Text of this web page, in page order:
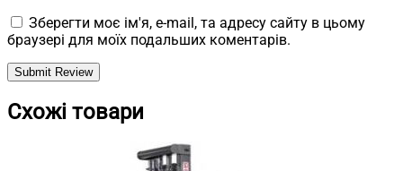
Зберегти моє ім'я, e-mail, та адресу сайту в цьому
браузері для моїх подальших коментарів.
Схожі товари